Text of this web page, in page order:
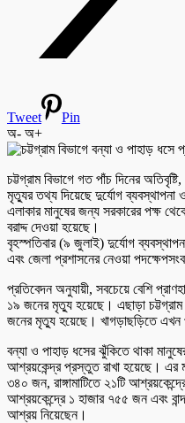
Tweet
Pin
অ- অ+
চট্টগ্রাম বিভাগে গত পাঁচ দিনের
মৃত্যুর তথ্য দিয়েছে দুর্যোগ ব্যবস্থাপনা
এলাকার মানুষের জন্য সরকারের পক্ষ
বরাদ্দ দেওয়া হয়েছে।
বৃহস্পতিবার (৯ জুলাই) দুর্যোগ
এবং জেলা প্রশাসনের নেওয়া
প্রতিবেদন অনুযায়ী, সবচেয়ে বেশি
১৯ জনের মৃত্যু হয়েছে। এছাড়া চট্টগ্রাম
জনের মৃত্যু হয়েছে। খাগড়াছড়িতে এখন
বন্যা ও পাহাড় ধসের ঝুঁকিতে থাকা
আশ্রয়কেন্দ্র প্রস্তুত রাখা হয়েছে। এর
৩৪০ জন, রাঙ্গামাটিতে ২১টি
আশ্রয়কেন্দ্রে ১ হাজার ৭৫৫ জন এবং
আশ্রয় নিয়েছেন।